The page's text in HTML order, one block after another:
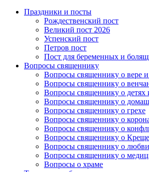
Праздники и посты
Рождественский пост
Великий пост 2026
Успенский пост
Петров пост
Пост для беременных и
Вопросы священнику
Вопросы священнику о вере и
Вопросы священнику о
Вопросы священнику о детях
Вопросы священнику о
Вопросы священнику о грехе
Вопросы священнику о
Вопросы священнику о
Вопросы священнику о
Вопросы священнику о
Вопросы священнику о
Вопросы о храме